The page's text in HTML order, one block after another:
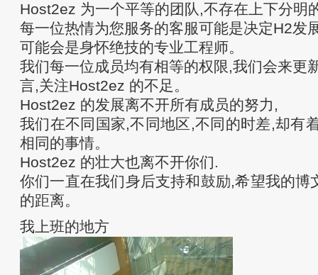
Host2ez 为一个平等的团队,不存在上下分明
每一位热情为您服务的客服可能是决定H2发
可能会是身怀绝技的专业工程师。
我们每一位成员均有相等的权限,我们会来更
言,关注Host2ez 的不足。
Host2ez 的发展离不开所有成员的努力,
我们在不同国家,不同地区,不同的时差,却有
相同的事情。
Host2ez 的壮大也离不开你们.
你们一直在我们身后支持和鼓励,希望我的博
的距离。
我上班的地方